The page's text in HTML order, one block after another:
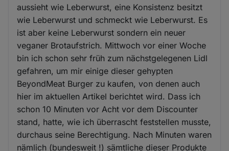
aussieht wie Leberwurst, eine Konsistenz besitzt
wie Leberwurst und schmeckt wie Leberwurst. Es
ist aber keine Leberwurst sondern ein neuer
veganer Brotaufstrich. Mittwoch vor einer Woche
bin ich schon sehr früh zum nächstgelegenen Lidl
gefahren, um mir einige dieser gehypten
BeyondMeat Burger zu kaufen, von denen auch
hier im aktuellen Artikel berichtet wird. Dass ich
schon 10 Minuten vor Acht vor dem Discounter
stand, hatte, wie ich überrascht feststellen musste,
durchaus seine Berechtigung. Nach Minuten waren
nämlich (bundesweit !) sämtliche dieser Produkte